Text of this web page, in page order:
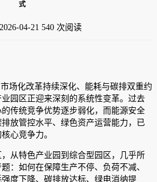
式
2026-04-21 540 次阅读
场化改革持续深化、能耗与碳排双重约
园区正迎来深刻的系统性变革。过去
传统竞争优势逐步弱化，而能源安全
放管控水平、绿色资产运营能力，已
心竞争力。
从特色产业园到综合型园区，几乎所
：如何在保障生产不停、负荷不减、
度下降、碳排放达标、绿电消纳提